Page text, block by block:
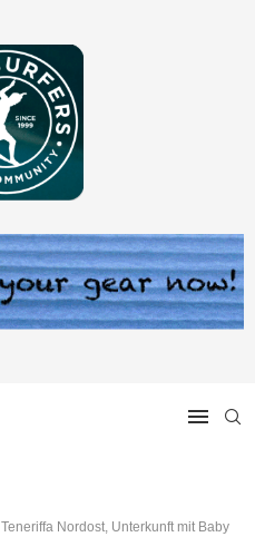
Teneriffa Nordost, Unterkunft mit Baby